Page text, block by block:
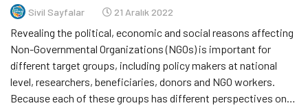
Sivil Sayfalar 21 Aralık 2022
Revealing the political, economic and social reasons affecting
Non-Governmental Organizations (NGOs) is important for
different target groups, including policy makers at national
level, researchers, beneficiaries, donors and NGO workers.
Because each of these groups has different perspectives on